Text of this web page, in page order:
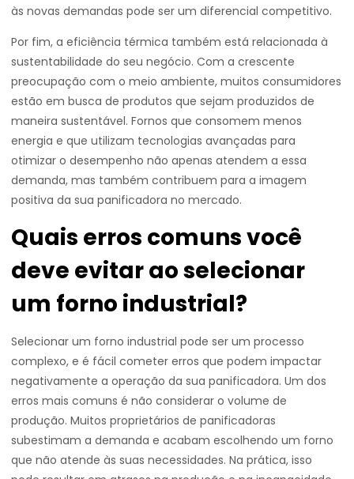
às novas demandas pode ser um diferencial competitivo.
Por fim, a eficiência térmica também está relacionada à
sustentabilidade do seu negócio. Com a crescente
preocupação com o meio ambiente, muitos consumidores
estão em busca de produtos que sejam produzidos de
maneira sustentável. Fornos que consomem menos
energia e que utilizam tecnologias avançadas para
otimizar o desempenho não apenas atendem a essa
demanda, mas também contribuem para a imagem
positiva da sua panificadora no mercado.
Quais erros comuns você
deve evitar ao selecionar
um forno industrial?
Selecionar um forno industrial pode ser um processo
complexo, e é fácil cometer erros que podem impactar
negativamente a operação da sua panificadora. Um dos
erros mais comuns é não considerar o volume de
produção. Muitos proprietários de panificadoras
subestimam a demanda e acabam escolhendo um forno
que não atende às suas necessidades. Na prática, isso